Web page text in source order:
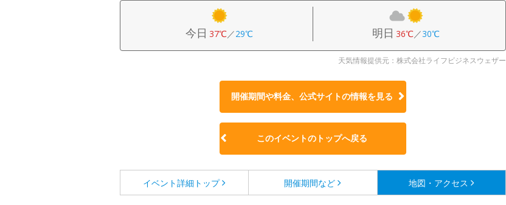
今日 37℃／29℃ 明日 36℃／30℃
天気情報提供元：株式会社ライフビジネスウェザー
開催期間や料金、公式サイトの情報を見る
このイベントのトップへ戻る
イベント詳細 トップ 開催期間など 地図・アクセス